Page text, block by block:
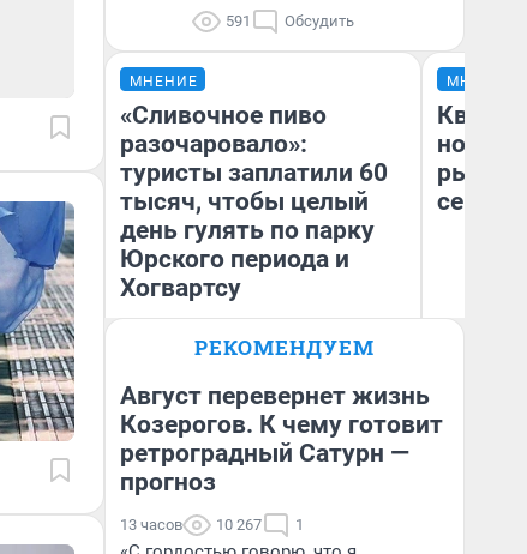
591 Обсудить
МНЕНИЕ
«Сливочное пиво
разочаровало»:
туристы заплатили 60
тысяч, чтобы целый
день гулять по парку
Юрского периода и
Хогвартсу
МНЕНИЕ
но
рынок
РЕКОМЕНДУЕМ
Август перевернет жизнь
Козерогов. К чему готовит
ретроградный Сатурн —
прогноз
13 часов 10 267 1